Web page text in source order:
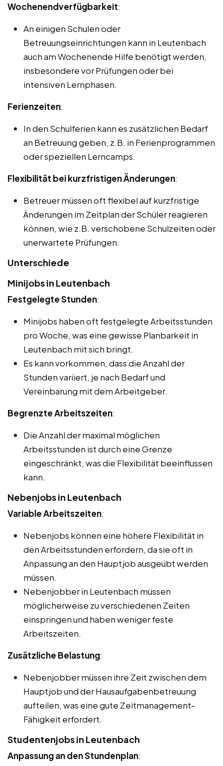
Wochenendverfügbarkeit:
An einigen Schulen oder
Betreuungseinrichtungen kann in Leutenbach
auch am Wochenende Hilfe benötigt werden,
insbesondere vor Prüfungen oder bei
intensiven Lernphasen.
Ferienzeiten:
In den Schulferien kann es zusätzlichen Bedarf
an Betreuung geben, z.B. in Ferienprogrammen
oder speziellen Lerncamps.
Flexibilität bei kurzfristigen Änderungen:
Betreuer müssen oft flexibel auf kurzfristige
Änderungen im Zeitplan der Schüler reagieren
können, wie z.B. verschobene Schulzeiten oder
unerwartete Prüfungen.
Unterschiede
Minijobs in Leutenbach
Festgelegte Stunden:
Minijobs haben oft festgelegte Arbeitsstunden
pro Woche, was eine gewisse Planbarkeit in
Leutenbach mit sich bringt.
Es kann vorkommen, dass die Anzahl der
Stunden variiert, je nach Bedarf und
Vereinbarung mit dem Arbeitgeber.
Begrenzte Arbeitszeiten:
Die Anzahl der maximal möglichen
Arbeitsstunden ist durch eine Grenze
eingeschränkt, was die Flexibilität beeinflussen
kann.
Nebenjobs in Leutenbach
Variable Arbeitszeiten:
Nebenjobs können eine höhere Flexibilität in
den Arbeitsstunden erfordern, da sie oft in
Anpassung an den Hauptjob ausgeübt werden
müssen.
Nebenjobber in Leutenbach müssen
möglicherweise zu verschiedenen Zeiten
einspringen und haben weniger feste
Arbeitszeiten.
Zusätzliche Belastung:
Nebenjobber müssen ihre Zeit zwischen dem
Hauptjob und der Hausaufgabenbetreuung
aufteilen, was eine gute Zeitmanagement-
Fähigkeit erfordert.
Studentenjobs in Leutenbach
Anpassung an den Stundenplan: